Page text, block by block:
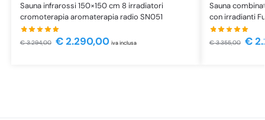
Sauna infrarossi 150×150 cm 8 irradiatori
cromoterapia aromaterapia radio SN051
€3.294,00 €2.290,00 iva inclusa
Sauna
con irradianti
€3.355,00 €